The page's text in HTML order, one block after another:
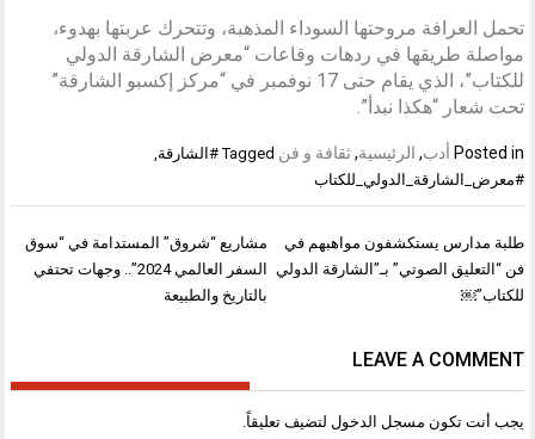
تحمل العرافة مروحتها السوداء المذهبة، وتتحرك عربتها بهدوء،
مواصلة طريقها في ردهات وقاعات “معرض الشارقة الدولي
للكتاب”، الذي يقام حتى 17 نوفمبر في “مركز إكسبو الشارقة”
تحت شعار “هكذا نبدأ”.
Posted in أدب, الرئيسية,ثقافة و فن Tagged #الشارقة,
#معرض_الشارقة_الدولي_للكتاب
تصفّح
المقالات
مشاريع “شروق” المستدامة في “سوق
السفر العالمي 2024”.. وجهات تحتفي
بالتاريخ والطبيعة
طلبة مدارس يستكشفون مواهبهم في
فن “التعليق الصوتي” بـ”الشارقة الدولي
للكتاب”￼
LEAVE A COMMENT
يجب أنت تكون مسجل الدخول لتضيف تعليقاً.